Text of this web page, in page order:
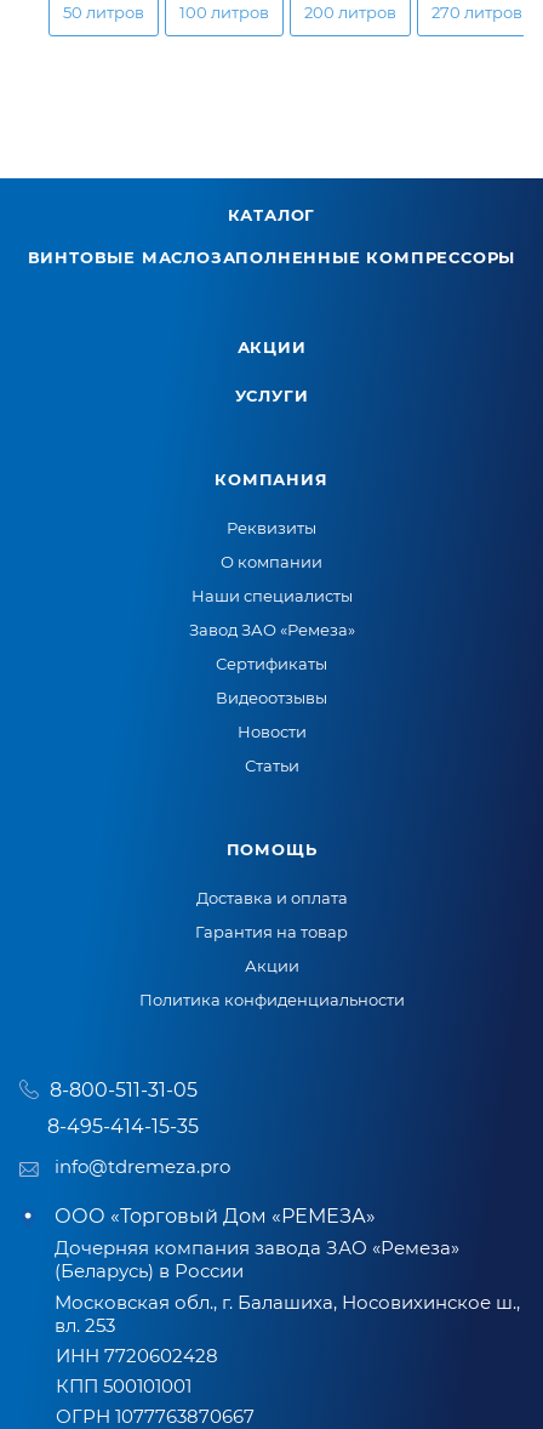
50 литров 100 литров 200 литров 270 литров
КАТАЛОГ
ВИНТОВЫЕ МАСЛОЗАПОЛНЕННЫЕ КОМПРЕССОРЫ
АКЦИИ
УСЛУГИ
КОМПАНИЯ
Реквизиты
О компании
Наши специалисты
Завод ЗАО «Ремеза»
Сертификаты
Видеоотзывы
Новости
Статьи
ПОМОЩЬ
Доставка и оплата
Гарантия на товар
Акции
Политика конфиденциальности
8-800-511-31-05
8-495-414-15-35
info@tdremeza.pro
ООО «Торговый Дом «РЕМЕЗА»
Дочерняя компания завода ЗАО «Ремеза»
(Беларусь) в России
Московская обл., г. Балашиха, Носовихинское ш.,
вл. 253
ИНН 7720602428
КПП 500101001
ОГРН 1077763870667